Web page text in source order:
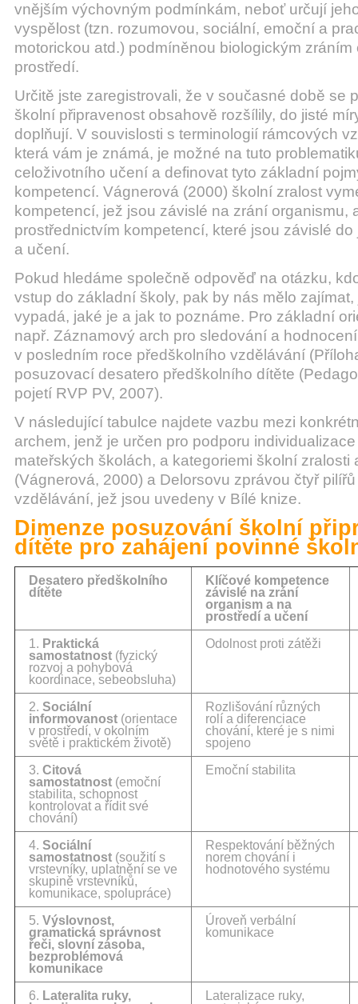
vnějším výchovným podmínkám, neboť určují
vyspělost (tzn. rozumovou, sociální, emoční a
motorickou atd.) podmíněnou biologickým zráním
prostředí.
Určitě jste zaregistrovali, že v současné době se
školní připravenost obsahově rozšílily, do jisté
doplňují. V souvislosti s terminologií rámcových
která vám je známá, je možné na tuto
celoživotního učení a definovat tyto základní
kompetencí. Vágnerová (2000) školní zralost
kompetencí, jež jsou závislé na zrání organismu,
prostřednictvím kompetencí, které jsou závislé
a učení.
Pokud hledáme společně odpověď na otázku,
vstup do základní školy, pak by nás mělo
vypadá, jaké je a jak to poznáme. Pro základní
např. Záznamový arch pro sledování a
v posledním roce předškolního vzdělávání
posuzovací desatero předškolního dítěte
pojetí RVP PV, 2007).
V následující tabulce najdete vazbu mezi
archem, jenž je určen pro podporu
mateřských školách, a kategoriemi školní zralosti
(Vágnerová, 2000) a Delorsovu zprávou čtyř
vzdělávání, jež jsou uvedeny v Bílé knize.
Dimenze posuzování školní
dítěte pro zahájení povinné
Desatero předškolního
dítěte
Klíčové kompetence
závislé na zrání
organism a na
prostředí a učení
1. Praktická
samostatnost (fyzický
rozvoj a pohybová
koordinace, sebeobsluha)
Odolnost proti zátěži
2. Sociální
informovanost (orientace
v prostředí, v okolním
světě i praktickém životě)
Rozlišování různých
rolí a diferenciace
chování, které je s nimi
spojeno
3. Citová
samostatnost (emoční
stabilita, schopnost
kontrolovat a řídit své
chování)
Emoční stabilita
4. Sociální
samostatnost (soužití s
vrstevníky, uplatnění se ve
skupině vrstevníků,
komunikace, spolupráce)
Respektování běžných
norem chování i
hodnotového systému
5. Výslovnost,
gramatická správnost
řeči, slovní zásoba,
bezproblémová
komunikace
Úroveň verbální
komunikace
6. Lateralita ruky,
Lateralizace ruky,